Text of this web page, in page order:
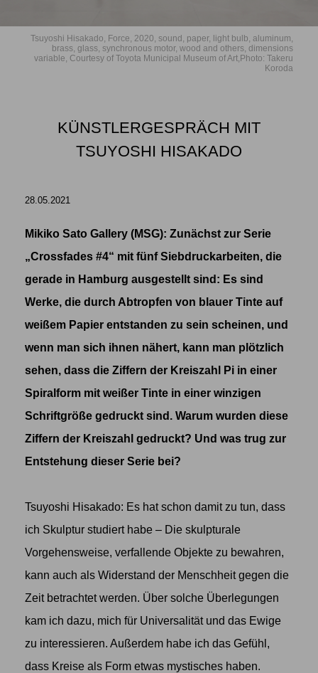
Tsuyoshi Hisakado, Force, 2020, sound, paper, light bulb, aluminum,
brass, glass, synchronous motor, wood and others, dimensions
variable, Courtesy of Toyota Municipal Museum of Art,Photo: Takeru
Koroda
KÜNSTLERGESPRÄCH MIT
TSUYOSHI HISAKADO
28.05.2021
Mikiko Sato Gallery (MSG): Zunächst zur Serie
„Crossfades #4“ mit fünf Siebdruckarbeiten, die
gerade in Hamburg ausgestellt sind: Es sind
Werke, die durch Abtropfen von blauer Tinte auf
weißem Papier entstanden zu sein scheinen, und
wenn man sich ihnen nähert, kann man plötzlich
sehen, dass die Ziffern der Kreiszahl Pi in einer
Spiralform mit weißer Tinte in einer winzigen
Schriftgröße gedruckt sind. Warum wurden diese
Ziffern der Kreiszahl gedruckt? Und was trug zur
Entstehung dieser Serie bei?
Tsuyoshi Hisakado: Es hat schon damit zu tun, dass
ich Skulptur studiert habe – Die skulpturale
Vorgehensweise, verfallende Objekte zu bewahren,
kann auch als Widerstand der Menschheit gegen die
Zeit betrachtet werden. Über solche Überlegungen
kam ich dazu, mich für Universalität und das Ewige
zu interessieren. Außerdem habe ich das Gefühl,
dass Kreise als Form etwas mystisches haben.